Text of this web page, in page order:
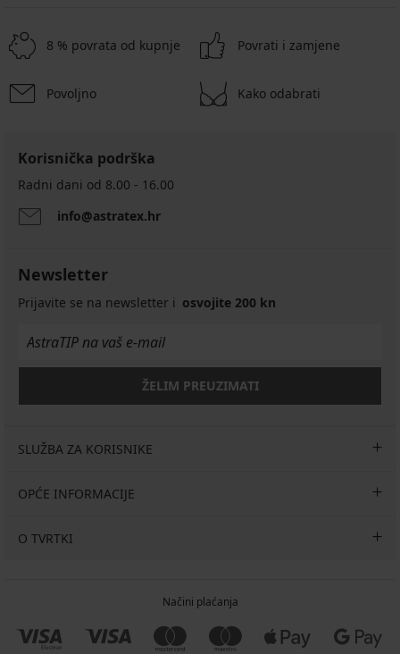
Rasprodaja -70%
Donji
kupaćeg
kostima
€
24,99
Donji
kupaćeg
kostima
II
€
Donji
kupaćeg
kostima
23,09
€
Donji
kupaćeg
kostima
€
41,99
Donji
kupaćeg
kostima
32,99
€
5
Donji
kupaćeg
32,99
€
Donji
kupaćeg
kostima
€
Rasprodaja
PREMIUM
Donji
dio
kostima
Bazaruto
€
8 % povrata od kupnje Povrati i zamjene
Povoljno Kako odabrati
Korisnička podrška
Radni dani od 8.00 - 16.00
info@astratex.hr
Newsletter
Prijavite se na newsletter i osvojite 200 kn
ŽELIM PREUZIMATI
SLUŽBA ZA KORISNIKE
OPĆE INFORMACIJE
O TVRTKI
Načini plaćanja